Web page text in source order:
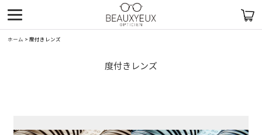
ホーム > 度付きレンズ
度付きレンズ